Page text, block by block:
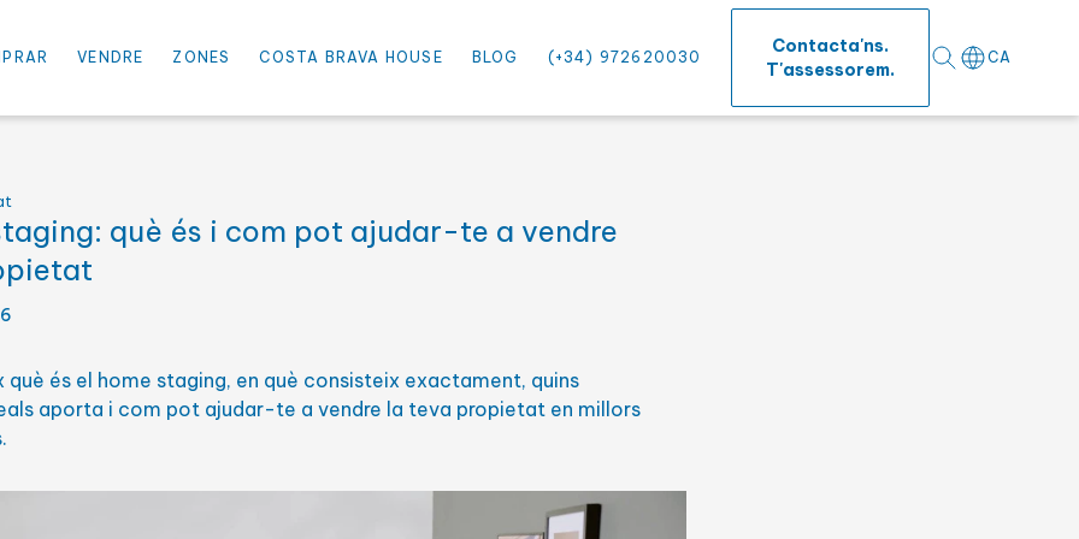
CA
VENDRE ZONES COSTA BRAVA HOUSE BLOG (+34) 972620030
Contacta'ns.
T'assessorem.
Selecciona el preu màxim
Selecciona una o més superfícies
SUPERFÍCIE
1ª línia mar
què és i com pot ajudar-te a vendre
què és el home staging, en què consisteix exactament, quins
aporta i com pot ajudar-te a vendre la teva propietat en millors